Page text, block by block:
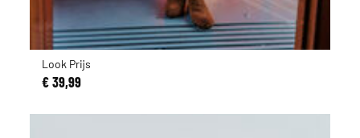
Look Prijs
€ 39,99